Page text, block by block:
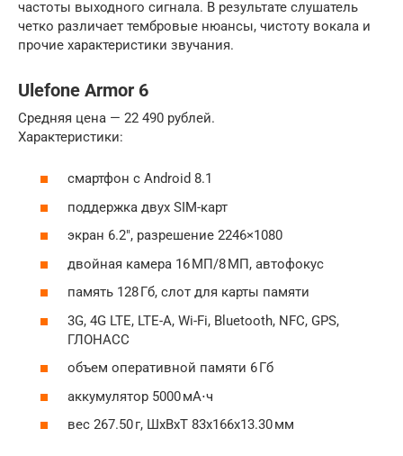
частоты выходного сигнала. В результате слушатель
четко различает тембровые нюансы, чистоту вокала и
прочие характеристики звучания.
Ulefone Armor 6
Средняя цена — 22 490 рублей.
Характеристики:
смартфон с Android 8.1
поддержка двух SIM-карт
экран 6.2″, разрешение 2246×1080
двойная камера 16 МП/8 МП, автофокус
память 128 Гб, слот для карты памяти
3G, 4G LTE, LTE-A, Wi-Fi, Bluetooth, NFC, GPS,
ГЛОНАСС
объем оперативной памяти 6 Гб
аккумулятор 5000 мА⋅ч
вес 267.50 г, ШxВxТ 83x166x13.30 мм